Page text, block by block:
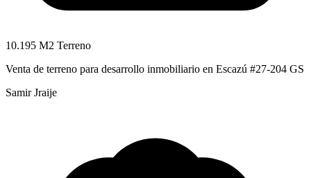
10.195 M2 Terreno
Venta de terreno para desarrollo inmobiliario en Escazú #27-204 GS
Samir Jraije